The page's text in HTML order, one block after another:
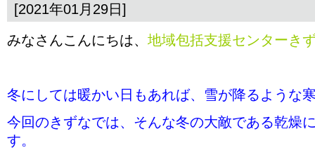
[2021年01月29日]
みなさんこんにちは、 地域包括支援センターき
冬にしては暖かい日もあれば、雪が降るような
今回のきずなでは、そんな冬の大敵である乾燥
す。